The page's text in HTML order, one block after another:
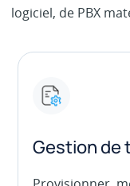
logiciel, de PBX
Gestion de